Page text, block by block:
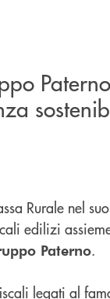
Rurale nel
edilizi
Paterno.
legati al